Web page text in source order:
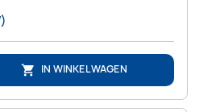
 IN WINKELWAGEN